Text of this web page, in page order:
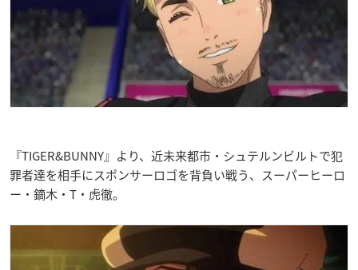
『TIGER&BUNNY』より、近未来都市・シュテルンビルトで犯
罪者達を相手にスポンサーロゴを背負い戦う、スーパーヒーロ
ー・鏑木・T・虎徹。